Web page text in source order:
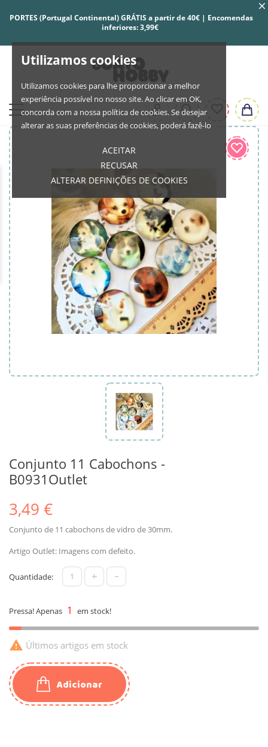
Utilizamos cookies
Utilizamos cookies para lhe proporcionar a melhor
experiência possível no nosso site. Ao clicar em OK,
concorda com a nossa política de cookies. Se desejar
alterar as suas preferências de cookies, poderá fazê-lo
ACEITAR
RECUSAR
ALTERAR DEFINIÇÕES DE COOKIES
PORTES (Portugal Continental) GRÁTIS a partir de 40€ | Encomendas
inferiores: 3,99€
Conjunto 11 Cabochons -
B0931Outlet
3,49 €
Conjunto de 11 cabochons de vidro de 30mm.
Artigo Outlet: Imagens com defeito.
Quantidade: + -
Pressa! Apenas 1 em stock!
 Últimos artigos em stock
Adicionar